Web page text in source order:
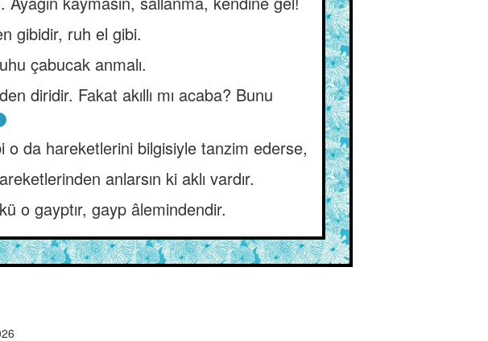
gibidir, ruh el gibi.
çabucak anmalı.
diridir. Fakat akıllı mı acaba? Bunu
o da hareketlerini bilgisiyle tanzim ederse,
anlarsın ki aklı vardır.
o gayptır, gayp âlemindendir.